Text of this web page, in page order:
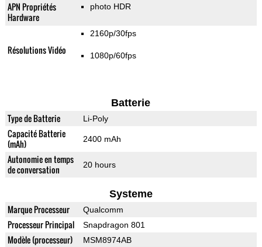
APN Propriétés
Hardware
photo HDR
Résolutions Vidéo
2160p/30fps
1080p/60fps
Batterie
Type de Batterie Li-Poly
Capacité Batterie
(mAh)
2400 mAh
Autonomie en temps
de conversation
20 hours
Systeme
Marque Processeur Qualcomm
Processeur Principal Snapdragon 801
Modèle (processeur) MSM8974AB